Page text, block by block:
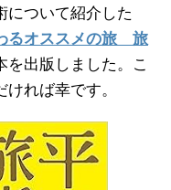
について紹介した
るオススメの旅 旅
を出版しました。こ
れば幸です。